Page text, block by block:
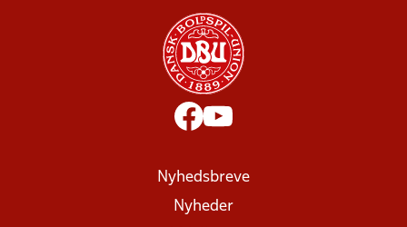
Nyhedsbreve
Nyheder